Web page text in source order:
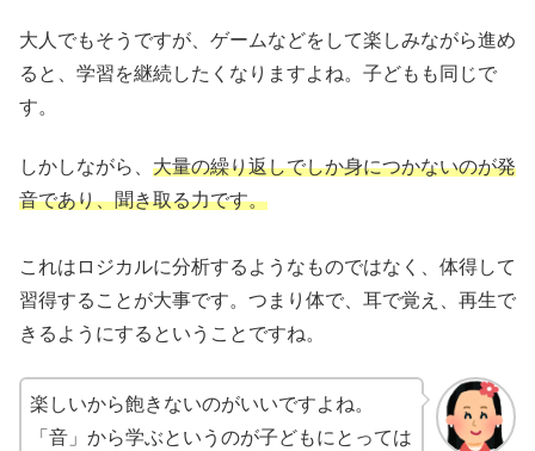
大人でもそうですが、ゲームなどをして楽しみながら進め
ると、学習を継続したくなりますよね。子どもも同じで
す。
しかしながら、 大量の繰り返しでしか身につかないのが発
音であり、聞き取る力です。
これはロジカルに分析するようなものではなく、体得して
習得することが大事です。つまり体で、耳で覚え、再生で
きるようにするということですね。
楽しいから飽きないのがいいですよね。
「音」から学ぶというのが子どもにとっては